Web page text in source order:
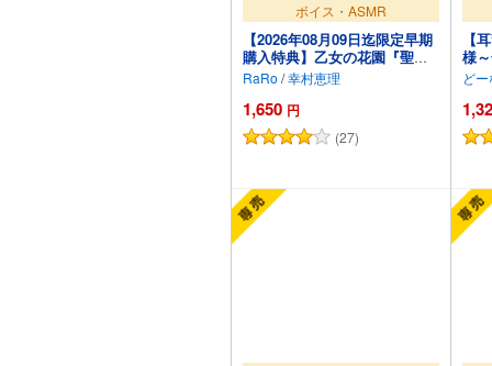
ボイス・ASMR
【2026年08月09日迄限定早期
購入特典】乙女の花園『聖ユ
リヒメ学園〜恋愛同好会〜』
シリーズ〜嗜虐的な主人は使
用人をからかいたい、初雪 恵
美の場合～【CV.幸村恵理】
RaRo /幸村恵理
1,650 円
(27)
【
様
験～
ど